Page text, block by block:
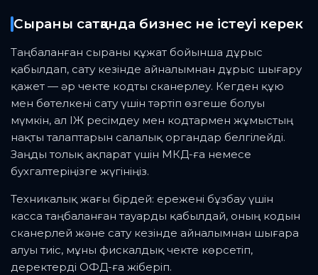
Сыраны сатқанда бизнес не істеуі керек
Таңбаланған сыраны құжат бойынша дұрыс
қабылдап, сату кезінде айналымнан дұрыс шығару
қажет — әр чекте кодты сканерлеу. Кегден құю
мен бөтелкені сату үшін тәртіп өзгеше болуы
мүмкін, ал ІЖ ресімдеу мен кодтармен жұмыстың
нақты талаптарын салалық органдар белгілейді.
Заңды толық ақпарат үшін МКД-ға немесе
бухгалтеріңізге жүгініңіз.
Техникалық жағы бірдей: ережені бұзбау үшін
касса таңбаланған тауарды қабылдай, оның кодын
сканерлей және сату кезінде айналымнан шығара
алуы тиіс, мұны фискалдық чекте көрсетіп,
деректерді ОФД-ға жіберіп.